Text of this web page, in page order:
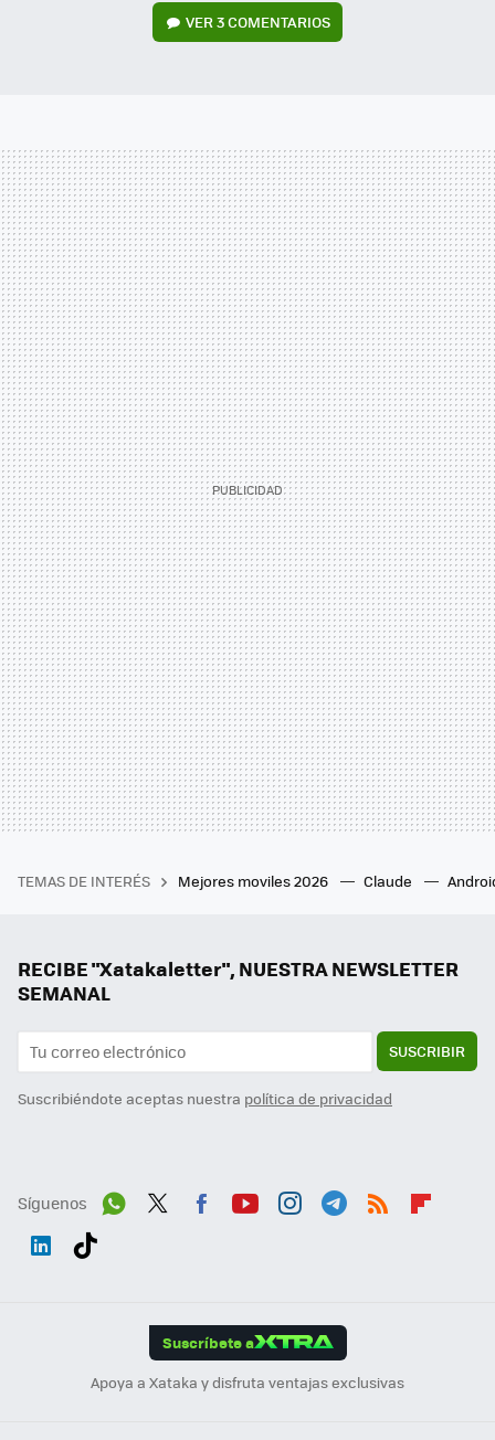
VER3 COMENTARIOS
TEMAS DE INTERÉS Mejores moviles 2026 Claude
RECIBE "Xatakaletter", NUESTRA NEWSLETTER
SEMANAL
SUSCRIBIR
Suscribiéndote aceptas nuestra política de privacidad
Síguenos
Suscríbete a
Apoya a Xataka y disfruta ventajas exclusivas